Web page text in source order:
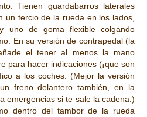
Tienen guardabarros laterales
un tercio de la rueda en los lados,
uno de goma flexible colgando
En su versión de contrapedal (la
el tener al menos la mano
para hacer indicaciones (¡que son
a los coches. (Mejor la versión
freno delantero también, en la
emergencias si te sale la cadena.)
dentro del tambor de la rueda